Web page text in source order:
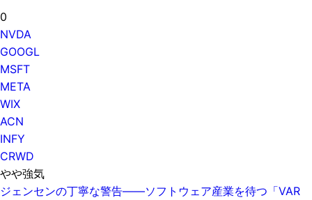
0
NVDA
GOOGL
MSFT
META
WIX
ACN
INFY
CRWD
やや強気
ジェンセンの丁寧な警告——ソフトウェア産業を待つ「VAR